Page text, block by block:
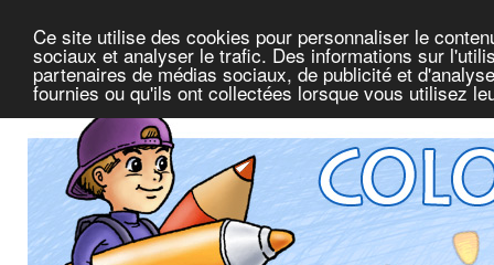
Ce site utilise des cookies pour personnaliser le
sociaux et analyser le trafic. Des informations sur
partenaires de médias sociaux, de publicité et
fournies ou qu'ils ont collectées lorsque vous utilisez